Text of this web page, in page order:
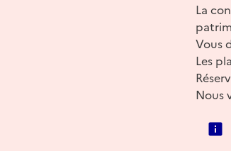
La
Vous
Les
Nous